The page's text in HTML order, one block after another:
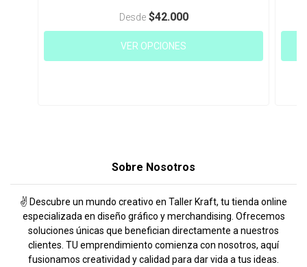
Desde $42.000
VER OPCIONES
Sobre Nosotros
✌️ Descubre un mundo creativo en Taller Kraft, tu tienda online
especializada en diseño gráfico y merchandising. Ofrecemos
soluciones únicas que benefician directamente a nuestros
clientes. TU emprendimiento comienza con nosotros, aquí
fusionamos creatividad y calidad para dar vida a tus ideas.